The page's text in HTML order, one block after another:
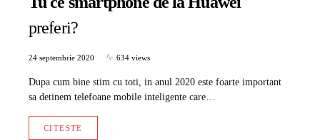
preferi?
24 septembrie 2020 634 views
Dupa cum bine stim cu toti, in anul 2020 este foarte important
sa detinem telefoane mobile inteligente care…
CITESTE